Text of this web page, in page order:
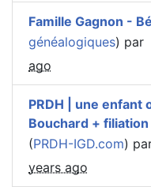
Famille Gagnon -
généalogiques) par
ago
PRDH | une enfant
Bouchard +
(PRDH-IGD.com)
years ago